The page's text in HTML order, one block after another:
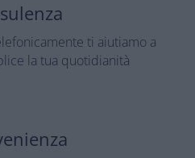
ti aiutiamo a
la tua quotidianità